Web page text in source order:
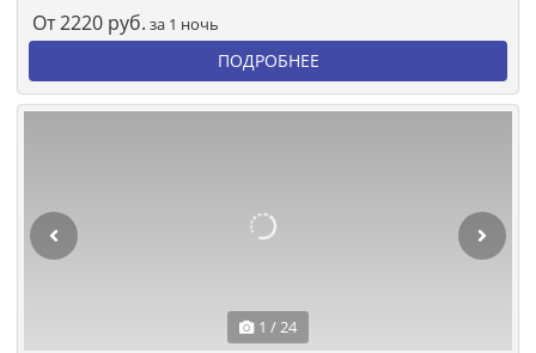
От2220 руб. за 1 ночь
ПОДРОБНЕЕ
1 / 24